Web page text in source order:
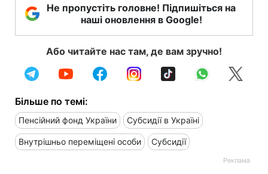
Не пропустіть головне! Підпишіться на
наші оновлення в Google!
Або читайте нас там, де вам зручно!
Більше по темі:
Пенсійний фонд України Субсидії в Україні
Внутрішньо переміщені особи Субсидії